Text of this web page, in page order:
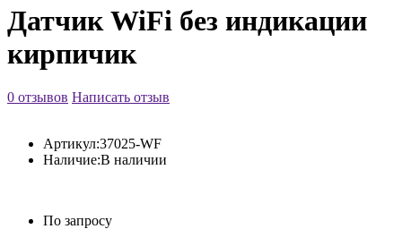
Датчик WiFi без индикации
кирпичик
0 отзывов Написать отзыв
Артикул:37025-WF
Наличие:В наличии
По запросу